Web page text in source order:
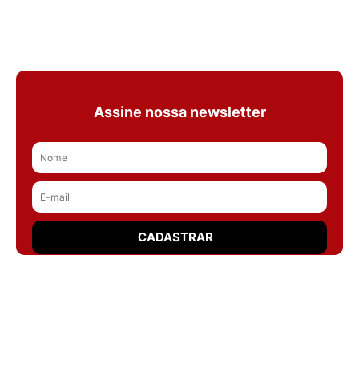
Assine nossa newsletter